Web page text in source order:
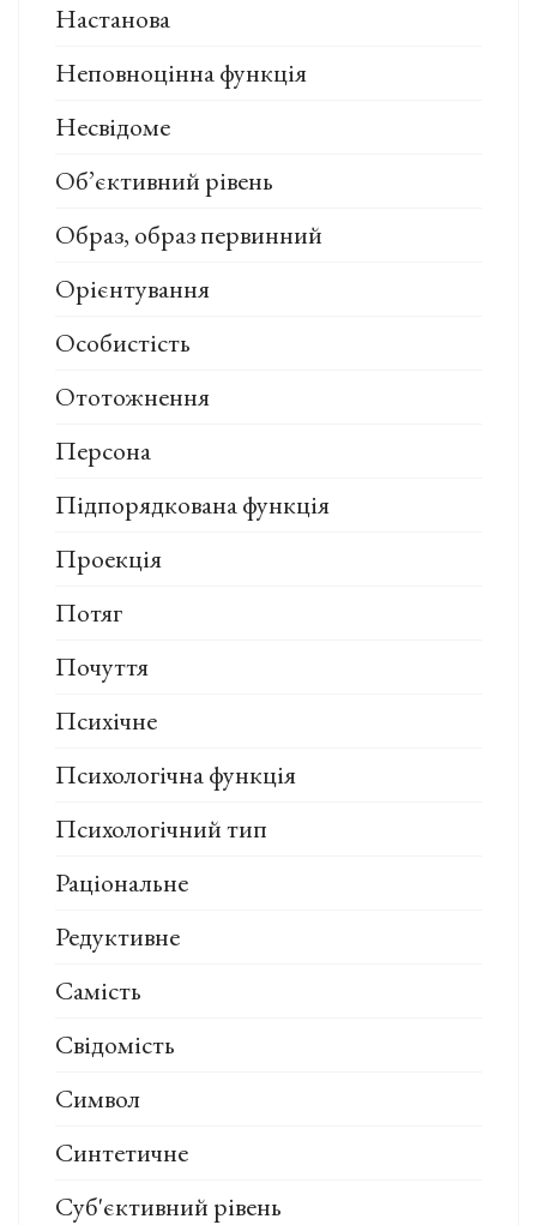
Настанова
Неповноцінна функція
Несвідоме
Об’єктивний рівень
Образ, образ первинний
Орієнтування
Особистість
Ототожнення
Персона
Підпорядкована функція
Проекція
Потяг
Почуття
Психічне
Психологічна функція
Психологічний тип
Раціональне
Редуктивне
Самість
Свідомість
Символ
Синтетичне
Суб'єктивний рівень